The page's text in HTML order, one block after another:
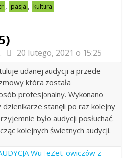
, pasja , kultura
20 lutego, 2021 o 15:25
udanej audycji a przede
która została
profesjonalny. Wykonano
dzienikarze stanęli po raz kolejny
było audycji posłuchać.
kolejnych świetnych audycji.
WuTeZet-owiczów z